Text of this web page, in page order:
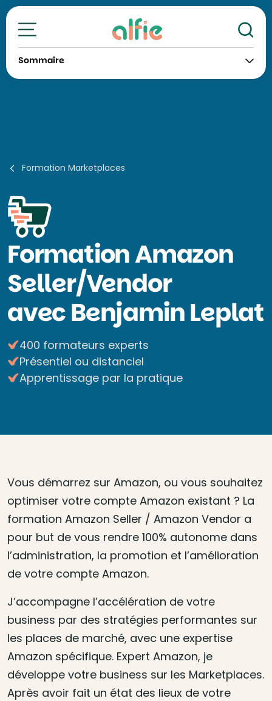
Toutes nos formations
Sommaire
Formation Marketplaces
FormationAmazon
Seller/Vendor
avec Benjamin Leplat
400 formateurs experts
Présentiel ou distanciel
Apprentissage par la pratique
Vous démarrez sur Amazon, ou vous souhaitez
optimiser votre compte Amazon existant ? La
formation Amazon Seller / Amazon Vendor a
pour but de vous rendre 100% autonome dans
l’administration, la promotion et l’amélioration
de votre compte Amazon.
J’accompagne l’accélération de votre
business par des stratégies performantes sur
les places de marché, avec une expertise
Amazon spécifique. Expert Amazon, je
développe votre business sur les Marketplaces.
Après avoir fait un état des lieux de votre